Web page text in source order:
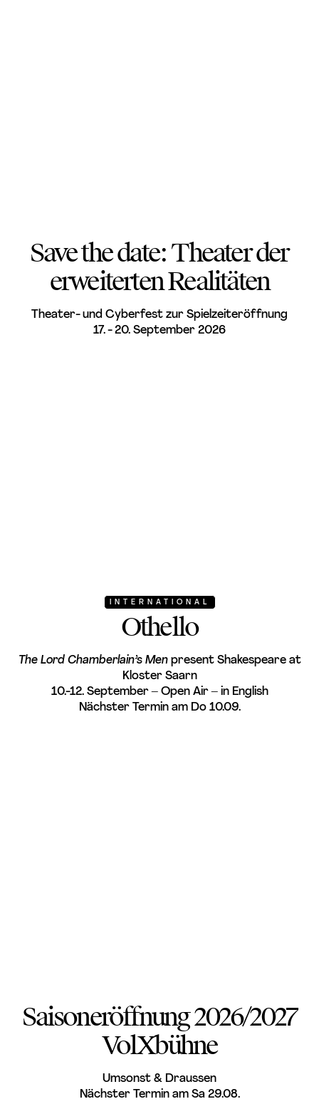
Save the date: Theater der
erweiterten Realitäten
Theater- und Cyberfest zur Spielzeiteröffnung
17. - 20. September 2026
INTERNATIONAL
Othello
The Lord Chamberlain’s Menpresent Shakespeare at
Kloster Saarn
10.-12. September – Open Air – in English
Nächster Termin am Do 10.09.
Saisoneröffnung 2026/2027
VolXbühne
Umsonst & Draussen
Nächster Termin am Sa 29.08.